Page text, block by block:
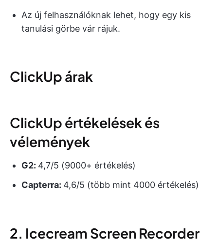
Az új felhasználóknak lehet, hogy egy kis
tanulási görbe vár rájuk.
ClickUp árak
ClickUp értékelések és
vélemények
G2: 4,7/5 (9000+ értékelés)
Capterra: 4,6/5 (több mint 4000 értékelés)
2. Icecream Screen Recorder